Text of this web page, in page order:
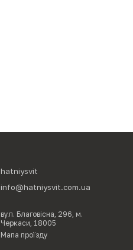
hatniysvit
info@hatniysvit.com.ua
вул. Благовісна, 296, м.
Черкаси, 18005
Мапа проїзду